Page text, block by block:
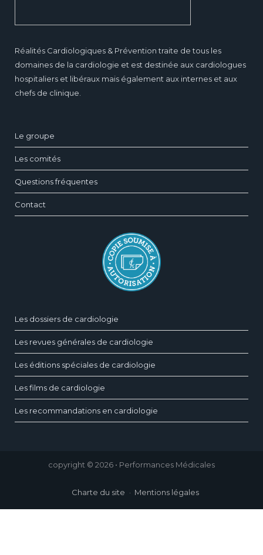
Réalités Cardiologiques & Prévention traite de tous les
domaines de la cardiologie et est destinée aux cardiologues
hospitaliers et libéraux mais également aux internes et aux
chefs de clinique.
Le groupe
Les comités
Questions fréquentes
Contact
Les dossiers de cardiologie
Les revues générales de cardiologie
Les éditions spéciales de cardiologie
Les films de cardiologie
Les recommandations en cardiologie
copyright © 2026 • Performances Médicales
Charte du site Mentions légales